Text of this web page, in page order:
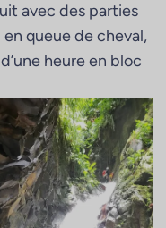
avec des parties
queue de cheval,
heure en bloc